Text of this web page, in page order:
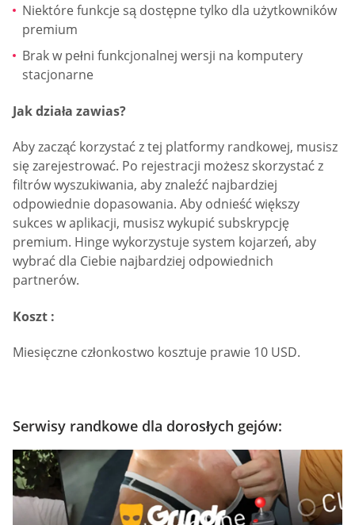
Niektóre funkcje są dostępne tylko dla użytkowników
premium
Brak w pełni funkcjonalnej wersji na komputery
stacjonarne
Jak działa zawias?
Aby zacząć korzystać z tej platformy randkowej, musisz
się zarejestrować. Po rejestracji możesz skorzystać z
filtrów wyszukiwania, aby znaleźć najbardziej
odpowiednie dopasowania. Aby odnieść większy
sukces w aplikacji, musisz wykupić subskrypcję
premium. Hinge wykorzystuje system kojarzeń, aby
wybrać dla Ciebie najbardziej odpowiednich
partnerów.
Koszt :
Miesięczne członkostwo kosztuje prawie 10 USD.
Serwisy randkowe dla dorosłych gejów: